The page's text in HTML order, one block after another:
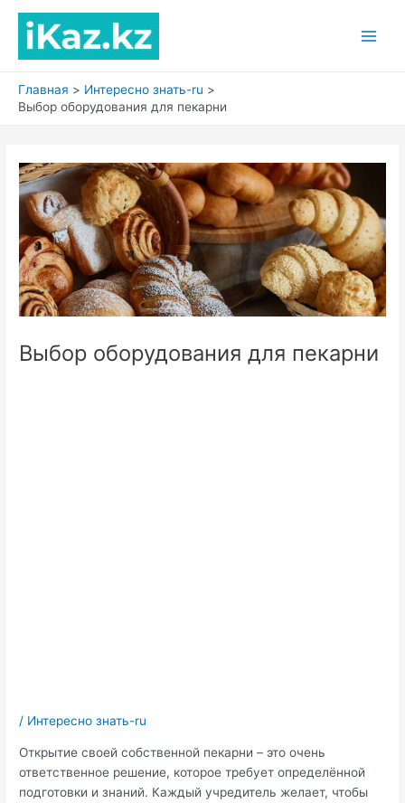
содержимому
Главная
Интересно знать-ru
Выбор оборудования для пекарни
Выбор оборудования для пекарни
/ Интересно знать-ru
Открытие своей собственной пекарни – это очень
ответственное решение, которое требует определённой
подготовки и знаний. Каждый учредитель желает, чтобы